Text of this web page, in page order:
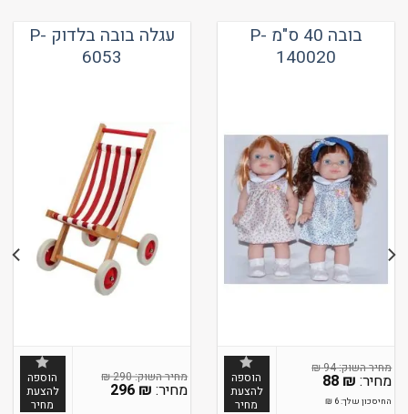
המוצר
בובה 40 ס"מ P-
140020
94
₪
88 ₪
החיסכון שלך:6
₪
הוספה
להצעת
מחיר
עגלה בובה בלדוק P-
6053
290
₪
296₪
הוספה
להצעת
מחיר